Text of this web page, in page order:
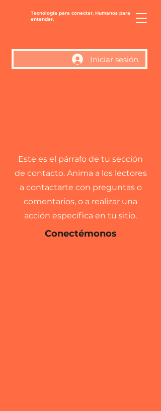
Tecnología para conectar. Humanos para
entender.
Iniciar sesión
Este es el párrafo de tu sección
de contacto. Anima a los lectores
a contactarte con preguntas o
comentarios, o a realizar una
acción específica en tu sitio.
Conectémonos